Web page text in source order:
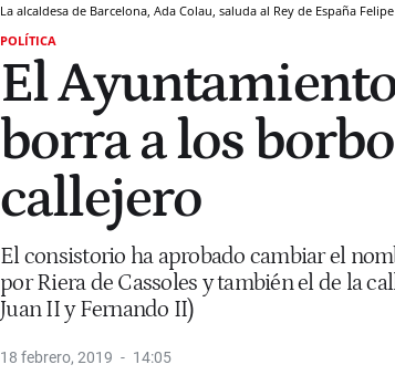
La alcaldesa de Barcelona, Ada Colau, saluda al Rey de España Felipe
POLÍTICA
El
borra a los
callejero
El consistorio ha aprobado cambiar el
por Riera de Cassoles y también el de la
Juan II y Fernando II)
18 febrero, 2019 14:05